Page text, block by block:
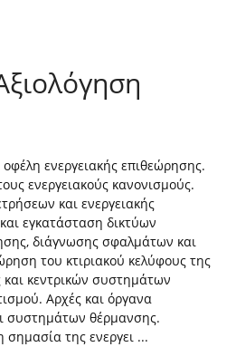
ενεργειακής επιθεώρησης.
ενεργειακούς κανονισμούς.
και ενεργειακής
εγκατάσταση δικτύων
διάγνωσης σφαλμάτων και
του κτιριακού κελύφους της
και κεντρικών συστημάτων
Αρχές και όργανα
συστημάτων θέρμανσης.
σημασία της ενεργει ...